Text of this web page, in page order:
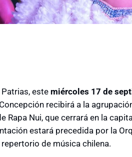
este miércoles 17 de
recibirá a la
Rapa Nui, que cerrará en la
estará precedida por la
de música chilena.